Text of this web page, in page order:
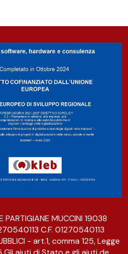
PARTIGIANE MUCCINI 19038
C.F. 01270540113
- art.1, comma 125, Legge